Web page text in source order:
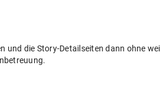
und die Story-Detailseiten dann ohne